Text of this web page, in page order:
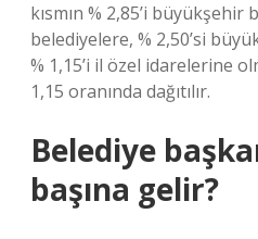
kısmın % 2,85’i büyükşehir
belediyelere, % 2,50’si
% 1,15’i il özel idarelerine
1,15 oranında dağıtılır.
Belediye
başına gelir?